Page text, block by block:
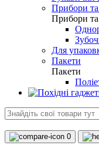
Прибори та
Прибори та
Для
Пакети
Пакети
0